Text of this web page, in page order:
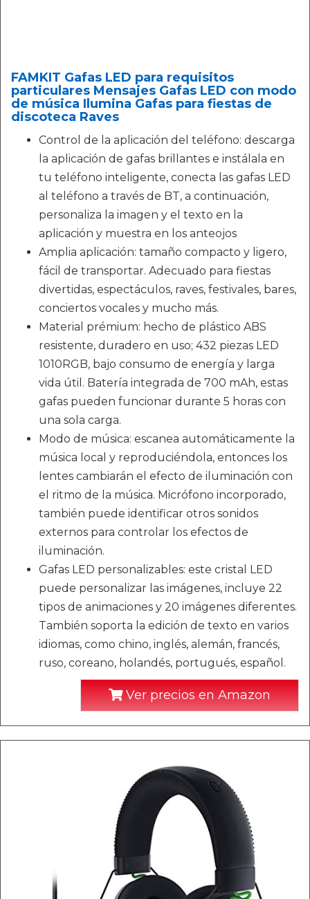
FAMKIT Gafas LED para requisitos
particulares Mensajes Gafas LED con modo
de música Ilumina Gafas para fiestas de
discoteca Raves
Control de la aplicación del teléfono: descarga
la aplicación de gafas brillantes e instálala en
tu teléfono inteligente, conecta las gafas LED
al teléfono a través de BT, a continuación,
personaliza la imagen y el texto en la
aplicación y muestra en los anteojos
Amplia aplicación: tamaño compacto y ligero,
fácil de transportar. Adecuado para fiestas
divertidas, espectáculos, raves, festivales, bares,
conciertos vocales y mucho más.
Material prémium: hecho de plástico ABS
resistente, duradero en uso; 432 piezas LED
1010RGB, bajo consumo de energía y larga
vida útil. Batería integrada de 700 mAh, estas
gafas pueden funcionar durante 5 horas con
una sola carga.
Modo de música: escanea automáticamente la
música local y reproduciéndola, entonces los
lentes cambiarán el efecto de iluminación con
el ritmo de la música. Micrófono incorporado,
también puede identificar otros sonidos
externos para controlar los efectos de
iluminación.
Gafas LED personalizables: este cristal LED
puede personalizar las imágenes, incluye 22
tipos de animaciones y 20 imágenes diferentes.
También soporta la edición de texto en varios
idiomas, como chino, inglés, alemán, francés,
ruso, coreano, holandés, portugués, español.
Ver precios en Amazon